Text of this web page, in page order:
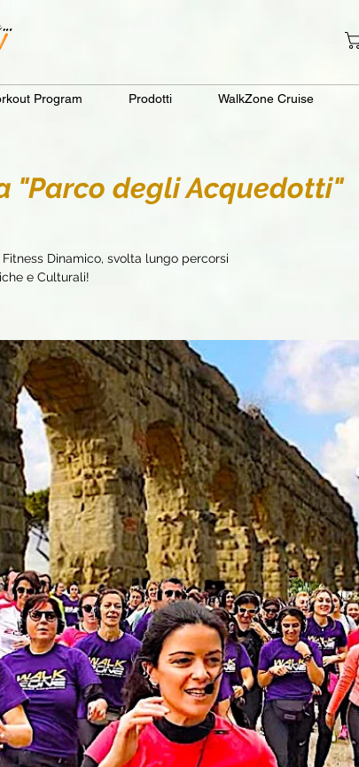
Program Prodotti WalkZone Cruise
"Parco degli Acquedotti"
Dinamico, svolta lungo percorsi
e Culturali!